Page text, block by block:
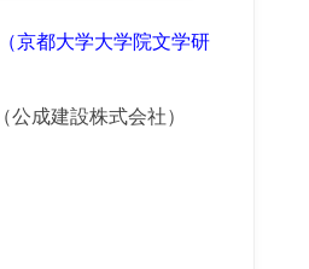
京都大学大学院文学研
公成建設株式会社）